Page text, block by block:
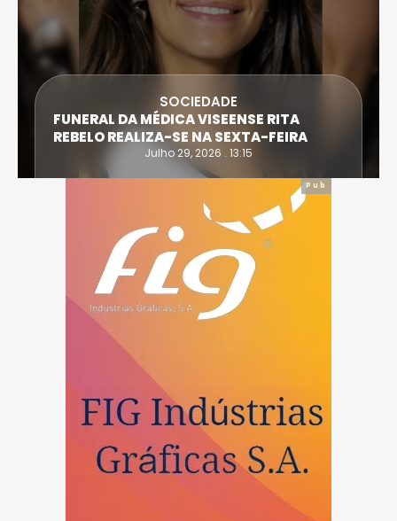
SOCIEDADE
FUNERAL DA MÉDICA VISEENSE RITA
REBELO REALIZA-SE NA SEXTA-FEIRA
Julho 29, 2026 . 13:15
Pub